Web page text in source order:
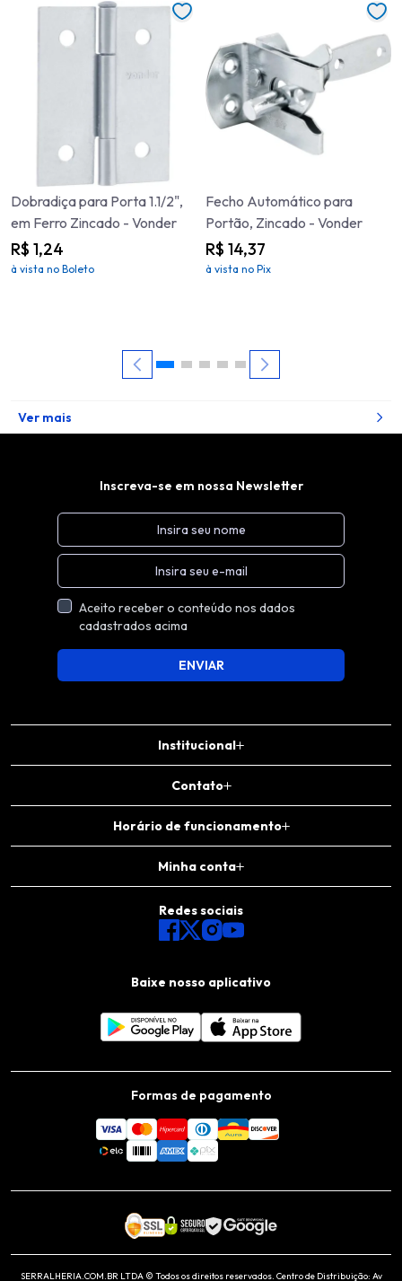
Dobradiça para Porta 1.1/2",
em Ferro Zincado - Vonder
R$ 1,24
à vista no Boleto
Fecho Automático para
Portão, Zincado - Vonder
R$ 14,37
à vista no Pix
Ver mais
Institucional
Contato
Horário de funcionamento
Minha conta
Baixe nosso aplicativo
Redes sociais
Inscreva-se em nossa Newsletter
Aceito receber o conteúdo nos dados
cadastrados acima
ENVIAR
Formas de pagamento
SERRALHERIA.COM.BR LTDA © Todos os direitos reservados. Centro de Distribuição: Av